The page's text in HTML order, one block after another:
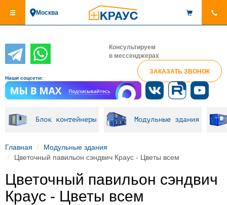
основному
Москва
Консультируем
в мессенджерах
ЗАКАЗАТЬ ЗВОНОК
Наши соцсети:
Блок контейнеры Модульные здания
Главная
Модульные здания
Цветочный павильон сэндвич Краус - Цветы всем
Цветочный павильон сэндвич
Краус - Цветы всем